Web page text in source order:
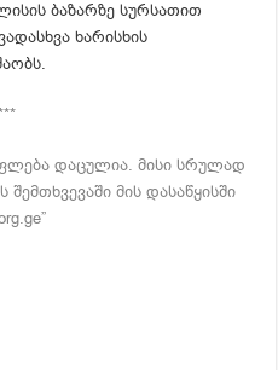
ბაზარზე სურსათით
ხარისხის
დაცულია. მისი სრულად
მის დასაწყისში